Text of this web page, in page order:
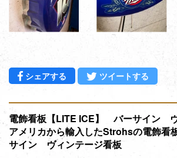
シェアする Facebookでシェアする
ツイートする
電飾看板【LITE ICE】 バーサイン
アメリカから輸入したStrohsの電飾
サイン ヴィンテージ看板